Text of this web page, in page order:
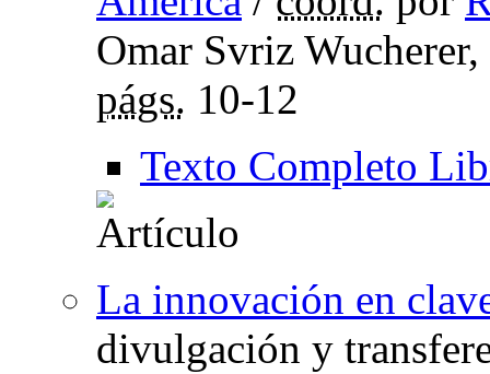
Omar Svriz
págs. 10-12
Texto Completo
La innovación en
divulgación y